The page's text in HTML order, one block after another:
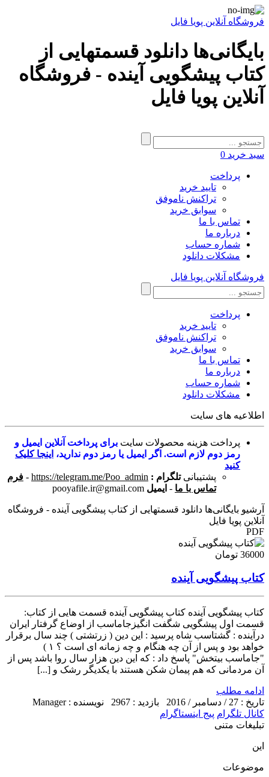
فروشگاه آنلاین پویا فایل
بایگانی‌ها دانلود قسمتهایی از
کتاب پیشگویی آینده - فروشگاه
آنلاین پویا فایل
سبد خرید 0
پرداخت
تایید خرید
تراکنش ناموفق
سوابق خرید
تماس با ما
درباره ما
شماره حساب
مشکلات دانلود
فروشگاه آنلاین پویا فایل
پرداخت
تایید خرید
تراکنش ناموفق
سوابق خرید
تماس با ما
درباره ما
شماره حساب
مشکلات دانلود
اطلاعیه های سایت
پرداخت هزینه محصولات سایت برای پرداخت آنلاین ایمیل و
رمز دوم لازم است. اگر ایمیل یا رمز دوم ندارید، اینجا کلیک
کنید
پشتیبانی تلگرام : https://telegram.me/Poo_admin
- فرم
تماس با ما - ایمیل pooyafile.ir@gmail.com
آرشیو بایگانی‌ها دانلود قسمتهایی از کتاب پیشگویی آینده - فروشگاه
آنلاین پویا فایل
PDF
36000 تومان
کتاب پیشگویی آینده
کتاب پیشگویی آینده کتاب پیشگویی آینده قسمت هایی از کتاب:
قسمت اول پیشگویی شگفت انگیزجاماسب از اوضاع گرفتار ایران
درآینده : گشتاسب شاه پرسید : این دین ( زرتشتی ) چند سال برقرار
خواهد بود و پس از آن چه هنگام و چه زمانه ای است ؟ ۱ )
"جاماسب بیتخش" پاسخ داد : که این دین هزار سال روا باشد پس از
آن مردمانی که هم پیمان شکن هستند با یکدیگر رشک و [...]
ادامه مطلب
تاریخ : 27 / دسامبر / 2016
بازدید : 2967
نویسنده : Manager
کانال تلگرام پیج اینستاگرام
تبلیغات متنی
این
موضوعات